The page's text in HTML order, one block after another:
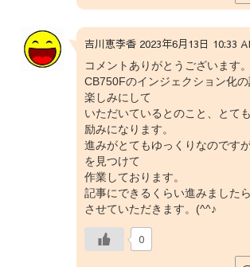
吉川恵李香 2023年6月13日 10:33
コメントありがとうございます。
CB750Fのインジェクション化
楽しみにして
いただいているとのこと、とて
励みになります。
進みがとてもゆっくりなのです
を見つけて
作業しております。
記事にできるくらい進みました
させていただきます。(^^♪
0